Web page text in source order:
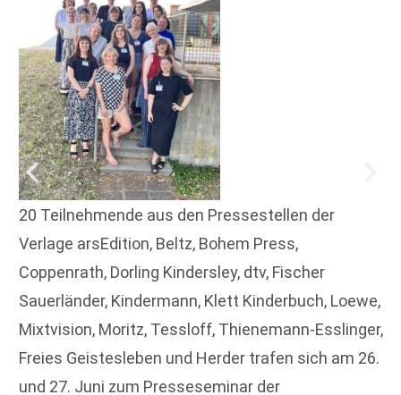
20 Teilnehmende aus den Pressestellen der
Verlage arsEdition, Beltz, Bohem Press,
Coppenrath, Dorling Kindersley, dtv, Fischer
Sauerländer, Kindermann, Klett Kinderbuch, Loewe,
Mixtvision, Moritz, Tessloff, Thienemann-Esslinger,
Freies Geistesleben und Herder trafen sich am 26.
und 27. Juni zum Presseseminar der